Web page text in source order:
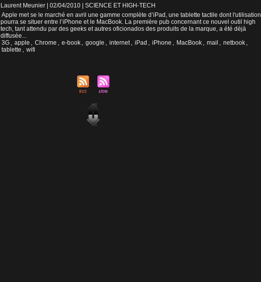
Laurent Meunier | 02/04/2010
SCIENCE ET HIGH-TECH
Apple met se le marché en avril une gamme complète d’iPad, une tablette tactile dont l'utilisation
pourra se situer entre l’iPhone et le MacBook. La première pub concernant ce nouvel outil high
tech, tant attendu par des geeks et autres oficionados des produits de la marque, a été déjà
diffusée...
3G , apple , Chrome , e-book , google , internet , iPad , iPhone , MacBook , mail , netbook ,
tablette , wifi